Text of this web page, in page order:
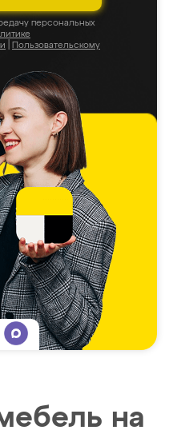
персональных
Пользовательскому
на